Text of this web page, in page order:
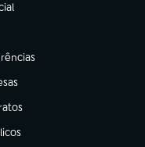
aba)